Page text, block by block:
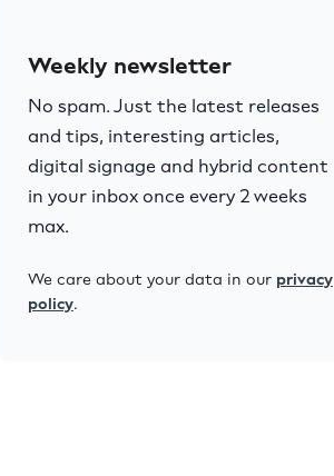
Weekly newsletter
No spam. Just the latest releases
and tips, interesting articles,
digital signage and hybrid content
in your inbox once every 2 weeks
max.
We care about your data in our privacy
policy.